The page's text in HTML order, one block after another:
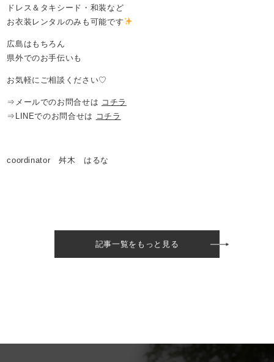
ドレス＆タキシード・和装など
お衣装レンタルのみも可能です
広島はもちろん
県外でのお手伝いも
お気軽にご相談ください♡
⇒メールでのお問合せは コチラ
⇒LINEでのお問合せは コチラ
coordinator 舛木 はるな
記事一覧をもっと見る